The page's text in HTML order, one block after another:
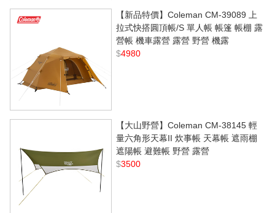
【新品特價】Coleman CM-39089 上
拉式快搭圓頂帳/S 單人帳 帳篷 帳棚 露
營帳 機車露營 露營 野營 機露
$4980
【大山野營】Coleman CM-38145 輕
量六角形天幕II 炊事帳 天幕帳 遮雨棚
遮陽帳 避難帳 野營 露營
$3500